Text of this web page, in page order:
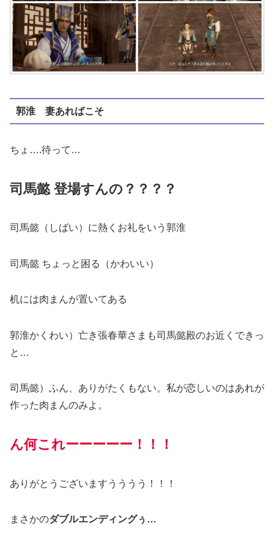
郭淮 妻あればこそ
ちょ….待って…
司馬懿 登場すんの？？？？
司馬懿（しばい）に熱くお礼をいう郭淮
司馬懿 ちょっと困る（かわいい）
机には肉まんが置いてある
郭淮かくわい）亡き張春華さまも司馬懿殿のお近くできっ
と…
司馬懿）ふん、ありがたくもない。私が恋しいのはあれが
作った肉まんのみよ。
ん何これーーーーー！！！
ありがとうございますうううう！！！
まさかのダブルエンディングぅ…